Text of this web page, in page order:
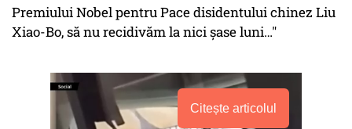
Premiului Nobel pentru Pace disidentului chinez Liu
Xiao-Bo, să nu recidivăm la nici şase luni…"
Citește articolul